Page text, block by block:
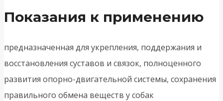
Показания к применению
предназначенная для укрепления, поддержания и
восстановления суставов и связок, полноценного
развития опорно-двигательной системы, сохранения
правильного обмена веществ у собак